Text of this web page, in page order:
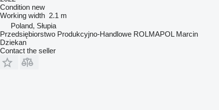
Condition new
Working width 2.1 m
Poland, Słupia
Przedsiębiorstwo Produkcyjno-Handlowe ROLMAPOL Marcin
Dziekan
Contact the seller